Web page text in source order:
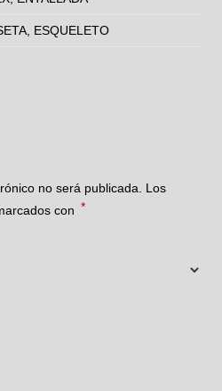
ESQUELETO
no será publicada. Los
con *